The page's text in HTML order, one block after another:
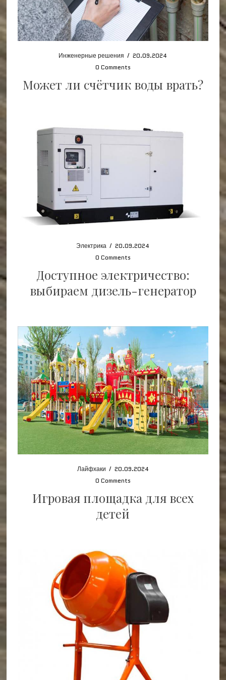
Инженерные решения / 20.09.2024
0 Comments
Может ли счётчик воды врать?
Электрика / 20.09.2024
0 Comments
Доступное электричество:
выбираем дизель-генератор
Лайфхаки / 20.09.2024
0 Comments
Игровая площадка для всех
детей